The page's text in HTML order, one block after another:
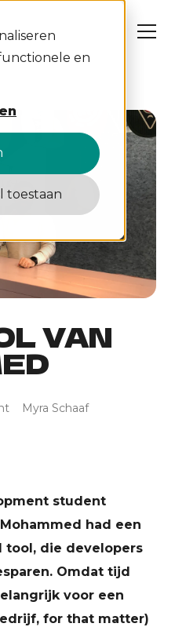
en
toestaan
VAN
Myra Schaaf
student
had een
tool, die developers
Omdat tijd
voor een
for that matter)